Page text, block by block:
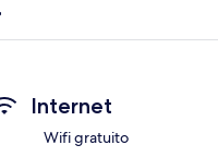
Internet
Wifi gratuito